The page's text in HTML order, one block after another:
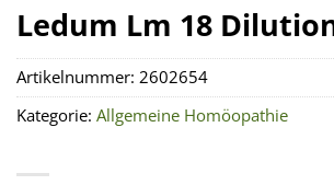
Ledum Lm 18
Artikelnummer: 2602654
Kategorie: Allgemeine Homöopathie